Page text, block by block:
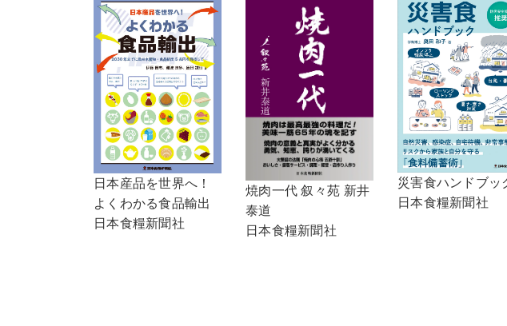
日本産品を世界へ！
よくわかる食品輸出
日本食糧新聞社
焼肉一代 叙々苑 新井
泰道
日本食糧新聞社
災害食ハンドブッ
日本食糧新聞社